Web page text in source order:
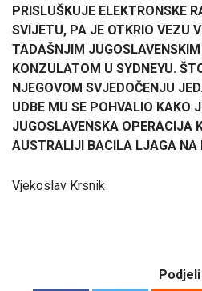
PRISLUŠKUJE ELEKTRONSKE
SVIJETU, PA JE OTKRIO VEZU
TADAŠNJIM JUGOSLAVENSKIM
KONZULATOM U SYDNEYU.
NJEGOVOM SVJEDOČENJU
UDBE MU SE POHVALIO KAKO
JUGOSLAVENSKA OPERACIJA
AUSTRALIJI BACILA LJAGA NA
Vjekoslav Krsnik
Podjeli